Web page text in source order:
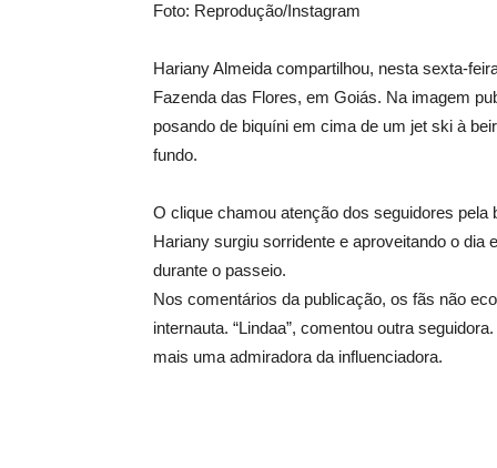
Foto: Reprodução/Instagram
Hariany Almeida compartilhou, nesta sexta-
Fazenda das Flores, em Goiás. Na imagem
posando de biquíni em cima de um jet ski à
fundo.
O clique chamou atenção dos seguidores
Hariany surgiu sorridente e aproveitando o dia
durante o passeio.
Nos comentários da publicação, os fãs não
internauta. “Lindaa”, comentou outra
mais uma admiradora da influenciadora.